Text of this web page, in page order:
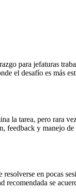
para jefaturas
el desafío es más
la tarea, pero rara
feedback y manejo
en pocas
se